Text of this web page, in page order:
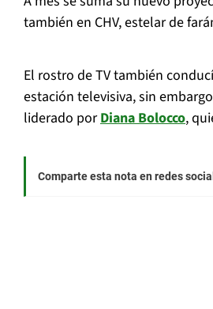
también en CHV, estelar de
El rostro de TV también
estación televisiva, sin
liderado porDiana Bolocco,
Comparte esta nota en redes